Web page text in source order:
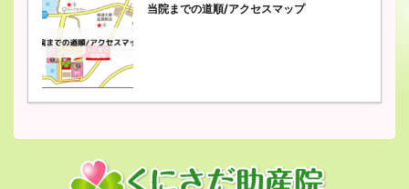
当院までの道順/アクセスマップ